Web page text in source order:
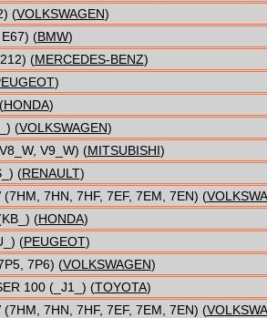
(VOLKSWAGEN)
(BMW)
(MERCEDES-BENZ)
)
HONDA)
(VOLKSWAGEN)
V9_W) (MITSUBISHI)
(RENAULT)
(7HM, 7HN, 7HF, 7EF, 7EM, 7EN) (
(HONDA)
(PEUGEOT)
7P6) (VOLKSWAGEN)
100 (_J1_) (TOYOTA)
(7HM, 7HN, 7HF, 7EF, 7EM, 7EN) (